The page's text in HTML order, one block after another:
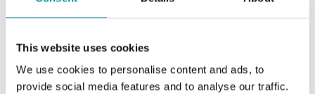
This website uses cookies
We use cookies to personalise content and ads, to
provide social media features and to analyse our traffic.
di
stoccaggio